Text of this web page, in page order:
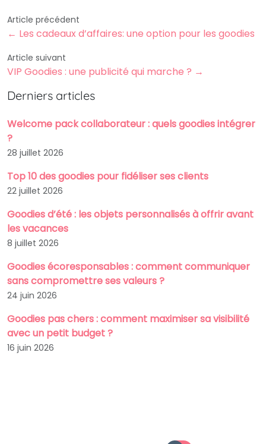
Article précédent
← Les cadeaux d’affaires: une option pour les goodies
Article suivant
VIP Goodies : une publicité qui marche ? →
Derniers articles
Welcome pack collaborateur : quels goodies intégrer
?
28 juillet 2026
Top 10 des goodies pour fidéliser ses clients
22 juillet 2026
Goodies d’été : les objets personnalisés à offrir avant
les vacances
8 juillet 2026
Goodies écoresponsables : comment communiquer
sans compromettre ses valeurs ?
24 juin 2026
Goodies pas chers : comment maximiser sa visibilité
avec un petit budget ?
16 juin 2026